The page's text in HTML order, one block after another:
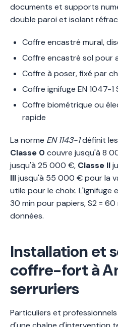
documents et supports
double paroi et isolant
Coffre encastré mural,
Coffre encastré sol pour
Coffre à poser, fixé par
Coffre ignifuge EN 1047-1
Coffre biométrique ou
rapide
La norme EN 1143-1définit les
Classe 0 couvre jusqu'à 8
jusqu'à 25 000 €, Classe II
IIIjusqu'à 55 000 € pour la
utile pour le choix. L'ignifuge
30 min pour papiers, S2 =
données.
Installation et
coffre-fort à
serruriers
Particuliers et